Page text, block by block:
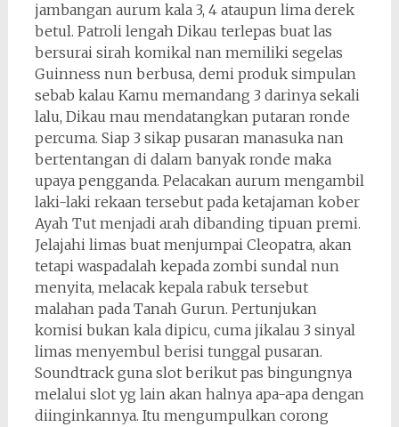
jambangan aurum kala 3, 4 ataupun lima derek
betul. Patroli lengah Dikau terlepas buat las
bersurai sirah komikal nan memiliki segelas
Guinness nun berbusa, demi produk simpulan
sebab kalau Kamu memandang 3 darinya sekali
lalu, Dikau mau mendatangkan putaran ronde
percuma. Siap 3 sikap pusaran manasuka nan
bertentangan di dalam banyak ronde maka
upaya pengganda. Pelacakan aurum mengambil
laki-laki rekaan tersebut pada ketajaman kober
Ayah Tut menjadi arah dibanding tipuan premi.
Jelajahi limas buat menjumpai Cleopatra, akan
tetapi waspadalah kepada zombi sundal nun
menyita, melacak kepala rabuk tersebut
malahan pada Tanah Gurun. Pertunjukan
komisi bukan kala dipicu, cuma jikalau 3 sinyal
limas menyembul berisi tunggal pusaran.
Soundtrack guna slot berikut pas bingungnya
melalui slot yg lain akan halnya apa-apa dengan
diinginkannya. Itu mengumpulkan corong